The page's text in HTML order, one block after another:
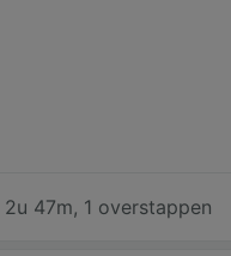
2u 47m, 1 overstappen